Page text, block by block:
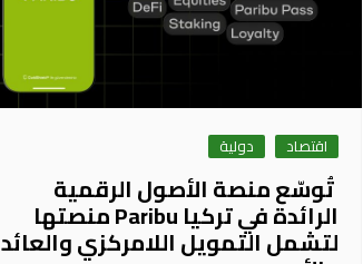
اقتصاد دولية
تُوسّع منصة الأصول الرقمية
الرائدة في تركيا Paribu منصتها
لتشمل التمويل اللامركزي والعائد